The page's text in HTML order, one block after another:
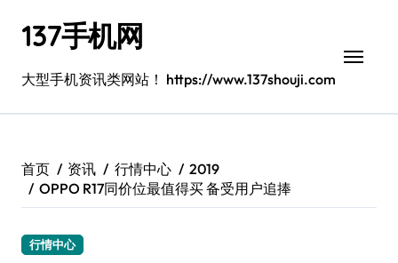
137手机网
大型手机资讯类网站！ https://www.137shouji.com
首页 资讯 行情中心
2019
OPPO R17同价位最值得买 备受用户追捧
行情中心